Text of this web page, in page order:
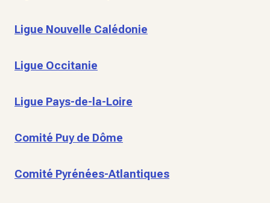
Ligue Nouvelle Calédonie
Ligue Occitanie
Ligue Pays-de-la-Loire
Comité Puy de Dôme
Comité Pyrénées-Atlantiques